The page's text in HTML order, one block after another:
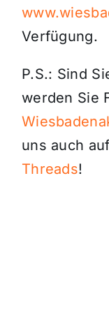
Verfügung.
P.S.: Sind
werden Sie
uns auch auf
Threads!